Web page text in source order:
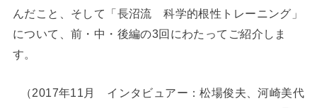
んだこと、そして「長沼流 科学的根性トレーニング」
について、前・中・後編の3回にわたってご紹介しま
す。
（2017年11月 インタビュアー：松場俊夫、河崎美代